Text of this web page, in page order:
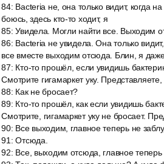
84: Bacteria не, она только видит, когда
боюсь, здесь кто-то ходит, я
85:Увидела. Могли найти все. Выходим
86: Bacteria не увидела. Она только
все вместе выходим отсюда. Блин, я
87: Кто-то прошёл, если увидишь
Смотрите гигамаркет уку.
88: Как не бросает?
89: Кто-то прошёл, как если увидишь
Смотрите, гигамаркет уку не бросает.
90: Все выходим, главное теперь не
91 :Отсюда.
92: Все, выходим отсюда, главное